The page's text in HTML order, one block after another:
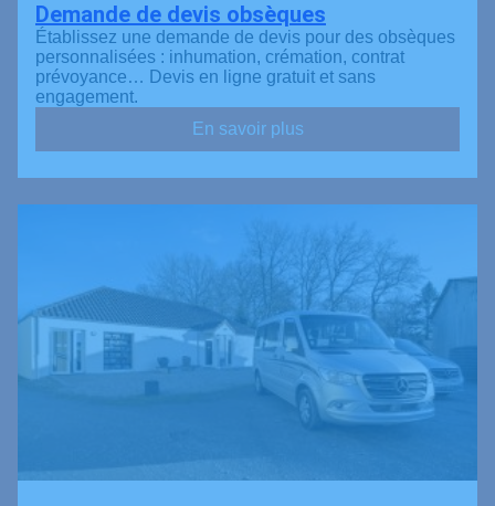
Demande de devis obsèques
Établissez une demande de devis pour des obsèques
personnalisées : inhumation, crémation, contrat
prévoyance… Devis en ligne gratuit et sans
engagement.
En savoir plus